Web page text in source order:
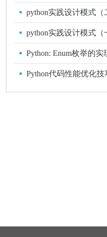
python实践设计模式（
python实践设计模式
Python: Enum枚举的实
Python代码性能优化技